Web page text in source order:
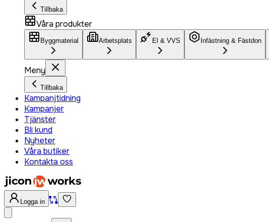
Tillbaka
Våra produkter
Byggmaterial Arbetsplats El & VVS Infästning & Fästdon
Meny
Tillbaka
Kampanjtidning
Kampanjer
Tjänster
Bli kund
Nyheter
Våra butiker
Kontakta oss
Logga in